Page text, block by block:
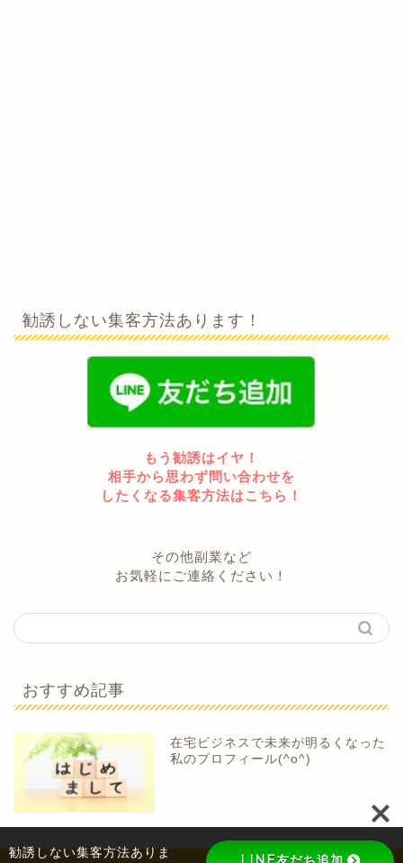
勧誘しない集客方法あります！
もう勧誘はイヤ！
相手から思わず問い合わせを
したくなる集客方法はこちら！
その他副業など
お気軽にご連絡ください！
おすすめ記事
在宅ビジネスで未来が明るくなった
私のプロフィール(^o^)
勧誘しない集客方法ありま